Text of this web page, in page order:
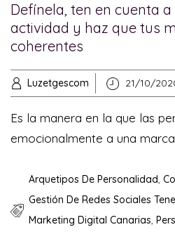
Defínela, ten en cuenta
actividad y haz que tus
coherentes
Luzetgescom 21/10/
Es la manera en la que las
emocionalmente a una
Arquetipos De Personalidad,
Gestión De Redes Sociales
Marketing Digital Canarias,